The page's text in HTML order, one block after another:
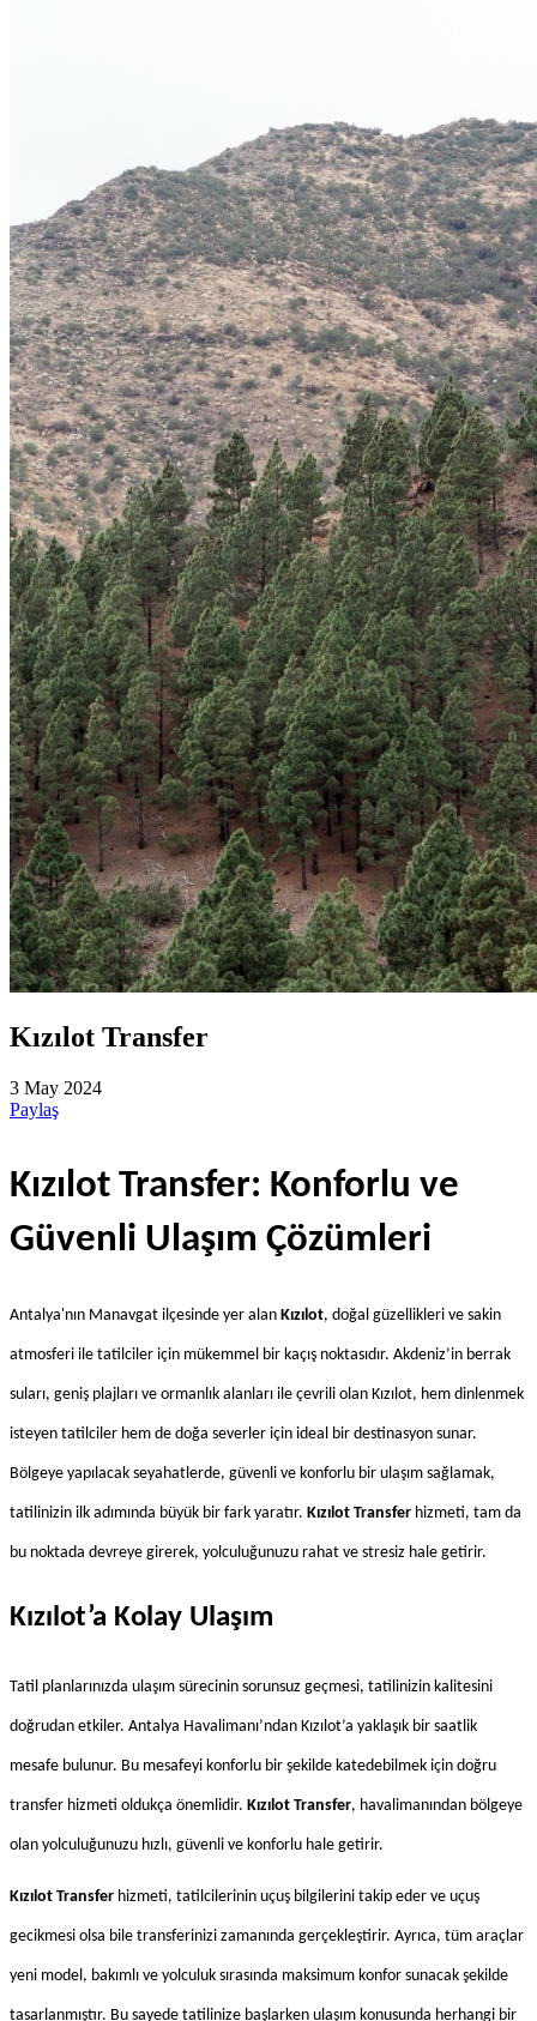
Kızılot Transfer
3 May 2024
Paylaş
Kızılot Transfer: Konforlu ve
Güvenli Ulaşım Çözümleri
Antalya'nın Manavgat ilçesinde yer alan Kızılot, doğal güzellikleri ve sakin
atmosferi ile tatilciler için mükemmel bir kaçış noktasıdır. Akdeniz’in berrak
suları, geniş plajları ve ormanlık alanları ile çevrili olan Kızılot, hem dinlenmek
isteyen tatilciler hem de doğa severler için ideal bir destinasyon sunar.
Bölgeye yapılacak seyahatlerde, güvenli ve konforlu bir ulaşım sağlamak,
tatilinizin ilk adımında büyük bir fark yaratır. Kızılot Transfer hizmeti, tam da
bu noktada devreye girerek, yolculuğunuzu rahat ve stresiz hale getirir.
Kızılot’a Kolay Ulaşım
Tatil planlarınızda ulaşım sürecinin sorunsuz geçmesi, tatilinizin kalitesini
doğrudan etkiler. Antalya Havalimanı’ndan Kızılot’a yaklaşık bir saatlik
mesafe bulunur. Bu mesafeyi konforlu bir şekilde katedebilmek için doğru
transfer hizmeti oldukça önemlidir. Kızılot Transfer, havalimanından bölgeye
olan yolculuğunuzu hızlı, güvenli ve konforlu hale getirir.
Kızılot Transfer hizmeti, tatilcilerinin uçuş bilgilerini takip eder ve uçuş
gecikmesi olsa bile transferinizi zamanında gerçekleştirir. Ayrıca, tüm araçlar
yeni model, bakımlı ve yolculuk sırasında maksimum konfor sunacak şekilde
tasarlanmıştır. Bu sayede tatilinize başlarken ulaşım konusunda herhangi bir